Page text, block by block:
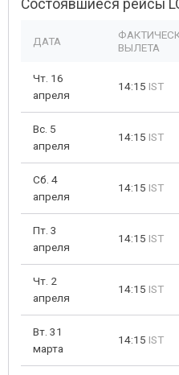
Состоявшиеся рейсы
ДАТА
ВЫЛЕТА
Чт. 16
апреля
14:15 IST
Вс. 5
апреля
14:15 IST
Сб. 4
апреля
14:15 IST
Пт. 3
апреля
14:15 IST
Чт. 2
апреля
14:15 IST
Вт. 31
марта
14:15 IST